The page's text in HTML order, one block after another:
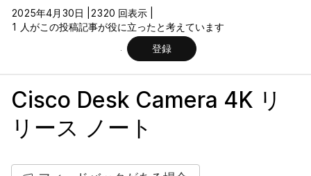
2025年4月30日 |
2320 回表示 |
1 人がこの投稿記事が役に立ったと考えています
登録
Cisco Desk Camera 4K リ
リース ノート